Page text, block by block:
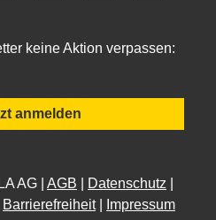
keine Aktion verpassen:
anmelden
AG | AGB Datenschutz
Barrierefreiheit| Impressum